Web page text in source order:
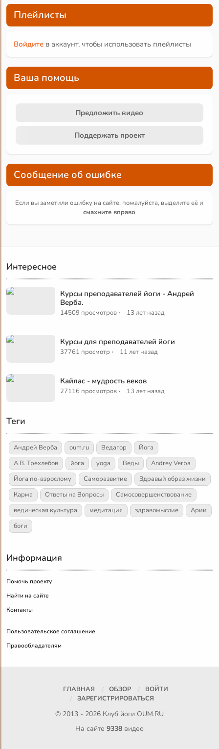
Плейлисты
Войдите в аккаунт, чтобы использовать плейлисты
Ваша помощь
Предложить видео
Поддержать проект
Сообщение об ошибке
Если вы заметили ошибку на сайте, пожалуйста, выделите её и
смахните вправо
Интересное
Курсы преподавателей йоги - Андрей
Верба.
14509 просмотров · 13 лет назад
Курсы для преподавателей йоги
37761 просмотр · 11 лет назад
Кайлас - мудрость веков
27116 просмотров · 13 лет назад
Теги
Андрей Верба oum.ru Ведагор
Йога
А.В. Трехлебов
йога yoga Веды
Andrey Verba
Йога по-взрослому
Саморазвитие
Здравый образ жизни
Карма
Ответы на Вопросы
Самосовершенствование
ведическая культура
медитация здравомыслие
Арии
боги
Информация
Помочь проекту
Найти на сайте
Контакты
Пользовательское соглашение
Правообладателям
ГЛАВНАЯ ОБЗОР
ВОЙТИ
ЗАРЕГИСТРИРОВАТЬСЯ
© 2013 - 2026 Клуб йоги OUM.RU
На сайте 9338видео